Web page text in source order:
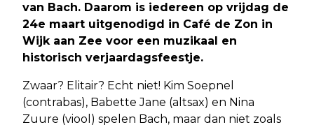
van Bach. Daarom is iedereen op vrijdag de
24e maart uitgenodigd in Café de Zon in
Wijk aan Zee voor een muzikaal en
historisch verjaardagsfeestje.
Zwaar? Elitair? Echt niet! Kim Soepnel
(contrabas), Babette Jane (altsax) en Nina
Zuure (viool) spelen Bach, maar dan niet zoals